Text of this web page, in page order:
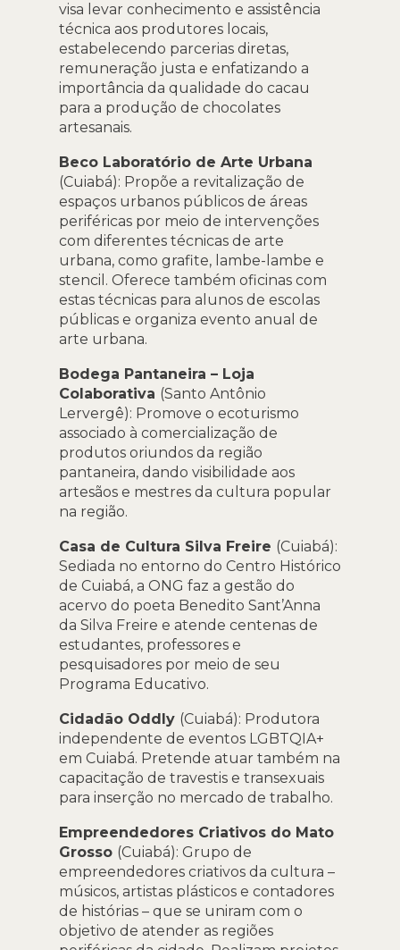
visa levar conhecimento e assistência
técnica aos produtores locais,
estabelecendo parcerias diretas,
remuneração justa e enfatizando a
importância da qualidade do cacau
para a produção de chocolates
artesanais.
Beco Laboratório de Arte Urbana
(Cuiabá): Propõe a revitalização de
espaços urbanos públicos de áreas
periféricas por meio de intervenções
com diferentes técnicas de arte
urbana, como grafite, lambe-lambe e
stencil. Oferece também oficinas com
estas técnicas para alunos de escolas
públicas e organiza evento anual de
arte urbana.
Bodega Pantaneira – Loja
Colaborativa (Santo Antônio
Lervergê): Promove o ecoturismo
associado à comercialização de
produtos oriundos da região
pantaneira, dando visibilidade aos
artesãos e mestres da cultura popular
na região.
Casa de Cultura Silva Freire (Cuiabá):
Sediada no entorno do Centro Histórico
de Cuiabá, a ONG faz a gestão do
acervo do poeta Benedito Sant’Anna
da Silva Freire e atende centenas de
estudantes, professores e
pesquisadores por meio de seu
Programa Educativo.
Cidadão Oddly (Cuiabá): Produtora
independente de eventos LGBTQIA+
em Cuiabá. Pretende atuar também na
capacitação de travestis e transexuais
para inserção no mercado de trabalho.
Empreendedores Criativos do Mato
Grosso (Cuiabá): Grupo de
empreendedores criativos da cultura –
músicos, artistas plásticos e contadores
de histórias – que se uniram com o
objetivo de atender as regiões